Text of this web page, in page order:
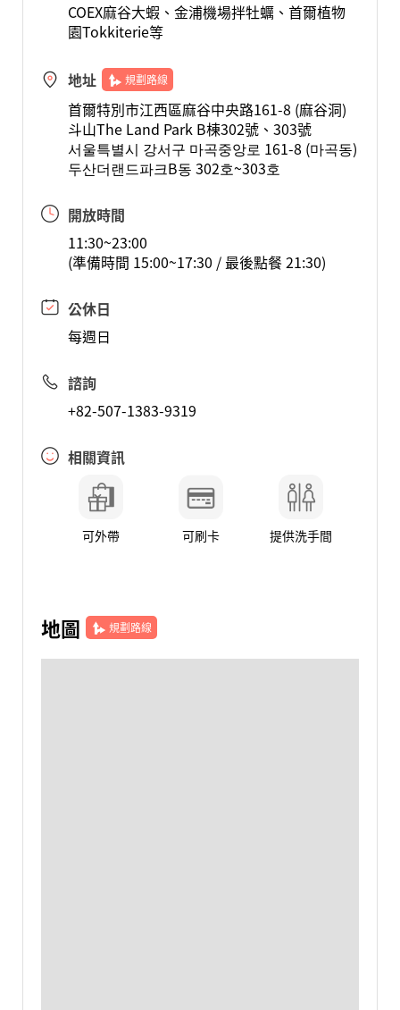
COEX麻谷大蝦、金浦機場拌牡蠣、首爾植物
園Tokkiterie等
地址 規劃路線
首爾特別市江西區麻谷中央路161-8 (麻谷洞)
斗山The Land Park B棟302號、303號
서울특별시 강서구 마곡중앙로 161-8 (마곡동)
두산더랜드파크B동 302호~303호
開放時間
11:30~23:00
(準備時間 15:00~17:30 / 最後點餐 21:30)
公休日
每週日
諮詢
+82-507-1383-9319
相關資訊
可外帶 可刷卡 提供洗手間
地圖 規劃路線